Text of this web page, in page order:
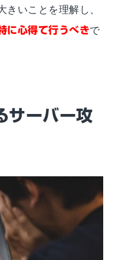
いことを理解し、
に心得て行うべきで
サーバー攻